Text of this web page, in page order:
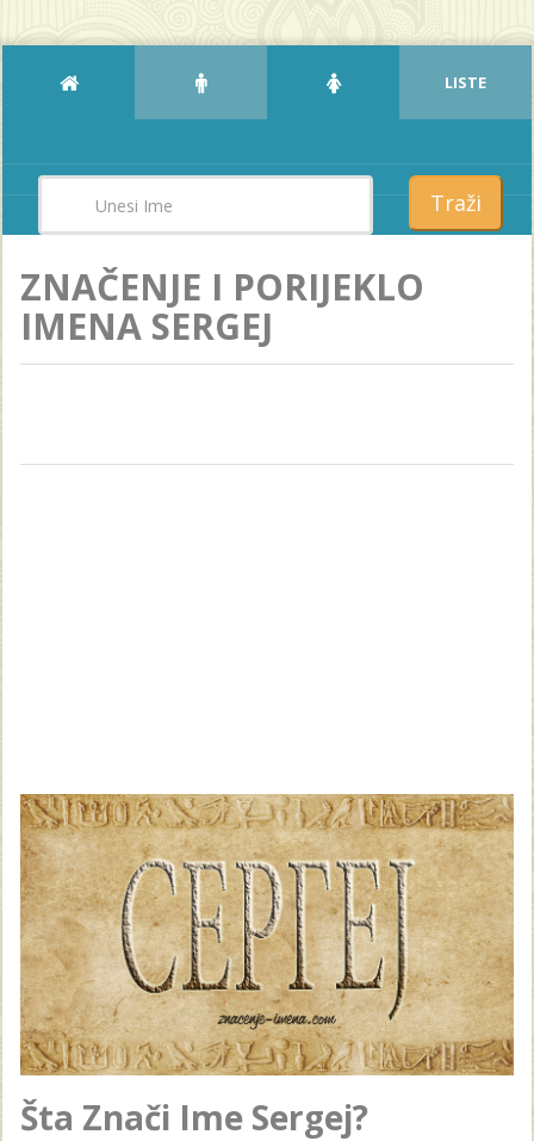
LISTE
Traži
ZNAČENJE I PORIJEKLO
IMENA SERGEJ
Šta Znači Ime Sergej?